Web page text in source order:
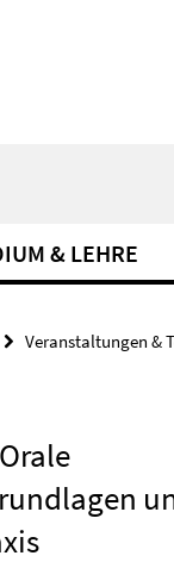
& LEHRE
Veranstaltungen &